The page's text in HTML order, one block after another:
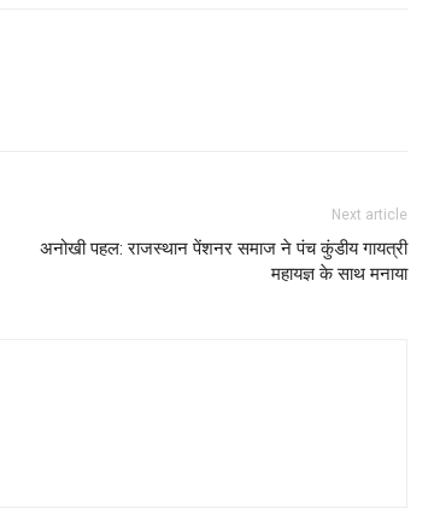
Next article
अनोखी पहल: राजस्थान पेंशनर समाज ने पंच कुंडीय गायत्री
महायज्ञ के साथ मनाया